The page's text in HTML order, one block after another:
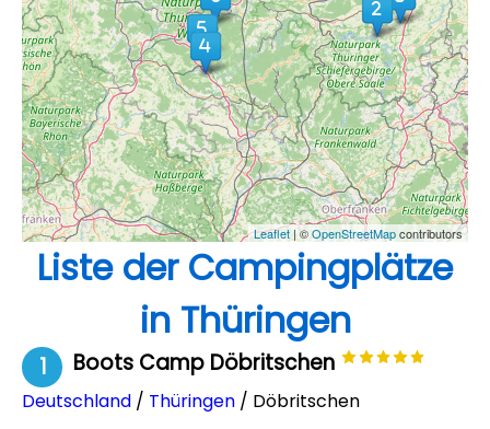
Leaflet| ©OpenStreetMapcontributors
Liste der Campingplätze
in Thüringen
1 Boots Camp Döbritschen
Deutschland / Thüringen / Döbritschen